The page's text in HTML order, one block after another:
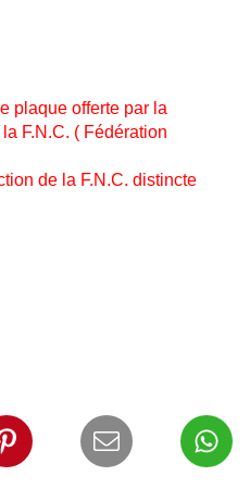
plaque offerte par la
F.N.C. ( Fédération
de la F.N.C. distincte